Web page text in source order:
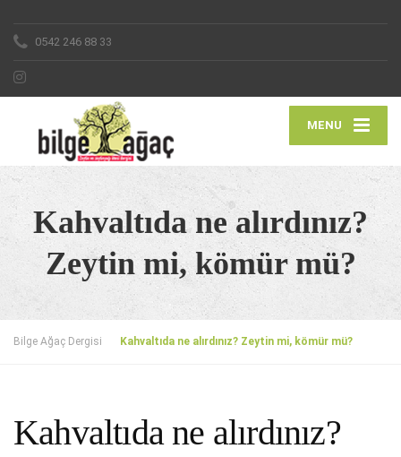
0542 246 88 33
MENU
Kahvaltıda ne alırdınız?
Zeytin mi, kömür mü?
Bilge Ağaç Dergisi Kahvaltıda ne alırdınız? Zeytin mi, kömür mü?
Kahvaltıda ne alırdınız?